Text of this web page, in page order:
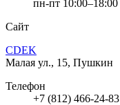
пн-пт 10:00–18:00
Сайт
CDEK
Малая ул., 15, Пушкин
Телефон
+7 (812) 466-24-83